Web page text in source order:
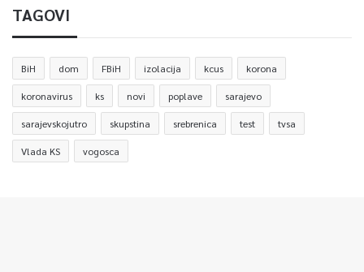
TAGOVI
BiH dom FBiH izolacija kcus korona
koronavirus ks novi poplave sarajevo
sarajevskojutro skupstina srebrenica test tvsa
Vlada KS vogosca